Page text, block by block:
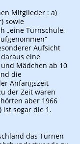
Mitglieder : a)
sowie
„eine Turnschule,
Aufsicht
eine
Mädchen ab 10
die
Anfangszeit
der Zeit waren
aber 1966
ist sogar die 1.
das Turnen